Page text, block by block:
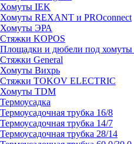
Хомуты IEK
Хомуты REXANT и PROconnect
Хомуты ЭРА
Стяжки KOPOS
Площадки и дюбели под хомуты
Стяжки General
Хомуты Вихрь
Стяжки TOKOV ELECTRIC
Хомуты TDM
Термоусадка
Термоусадочная трубка 16/8
Термоусадочная трубка 14/7
Термоусадочная трубка 28/14